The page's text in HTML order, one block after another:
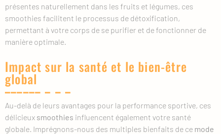
présentes naturellement dans les fruits et légumes, ces
smoothies facilitent le processus de détoxification,
permettant à votre corps de se purifier et de fonctionner de
manière optimale.
Impact sur la santé et le bien-être
global
Au-delà de leurs avantages pour la performance sportive, ces
délicieux smoothies influencent également votre santé
globale. Imprégnons-nous des multiples bienfaits de ce mode